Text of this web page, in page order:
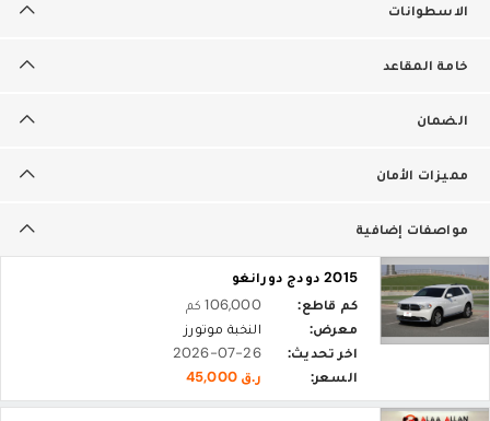
الاسطوانات
خامة المقاعد
الضمان
مميزات الأمان
مواصفات إضافية
2015 دودج دورانغو
كم قاطع:
106,000 كم
معرض:
النخبة موتورز
اخر تحديث:
2026-07-26
السعر:
ر.ق 45,000